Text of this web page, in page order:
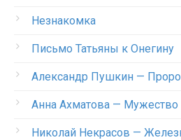
Незнакомка
Письмо Татьяны к Онегину
Александр Пушкин —
Анна Ахматова — Мужество
Николай Некрасов —